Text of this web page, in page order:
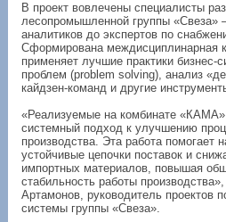
В проект вовлечены специалисты
лесопромышленной группы «Свеза»
аналитиков до экспертов по
Сформирована междисциплинарная
применяет лучшие практики
проблем (problem solving), анализ
кайдзен-команд и другие
«Реализуемые на комбинате
системный подход к улучшению
производства. Эта работа помогает
устойчивые цепочки поставок и
импортных материалов, повышая
стабильность работы
Артамонов, руководитель проектов
системы группы «Свеза».